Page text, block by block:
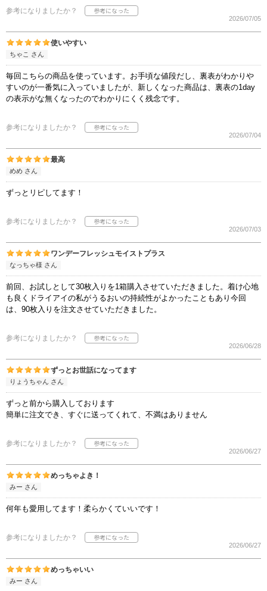
参考になりましたか？
2026/07/05
使いやすい
ちゃこ さん
毎回こちらの商品を使っています。お手頃な値段だし、裏表がわかりや
すいのが一番気に入っていましたが、新しくなった商品は、裏表の1day
の表示がな無くなったのでわかりにくく残念です。
参考になりましたか？
2026/07/04
最高
めめ さん
ずっとリピしてます！
参考になりましたか？
2026/07/03
ワンデーフレッシュモイストプラス
なっちゃ様 さん
前回、お試しとして30枚入りを1箱購入させていただきました。着け心地
も良くドライアイの私がうるおいの持続性がよかったこともあり今回
は、90枚入りを注文させていただきました。
参考になりましたか？
2026/06/28
ずっとお世話になってます
りょうちゃん さん
ずっと前から購入しております
簡単に注文でき、すぐに送ってくれて、不満はありません
参考になりましたか？
2026/06/27
めっちゃよき！
みー さん
何年も愛用してます！柔らかくていいです！
参考になりましたか？
2026/06/27
めっちゃいい
みー さん